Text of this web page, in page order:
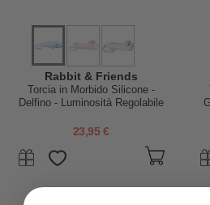
Rabbit & Friends
Torcia in Morbido Silicone -
Delfino - Luminosità Regolabile
23,95 €